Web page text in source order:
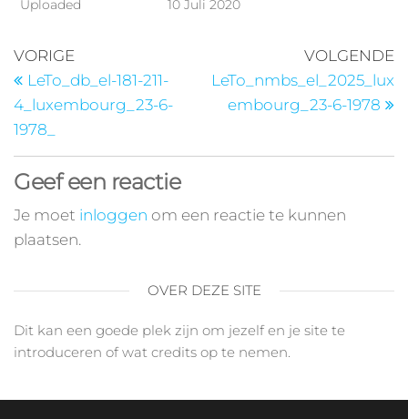
Uploaded 10 Juli 2020
VORIGE
LeTo_db_el-181-211-
4_luxembourg_23-6-
1978_
VOLGENDE
LeTo_nmbs_el_2025_lux
embourg_23-6-1978
Geef een reactie
Je moet inloggen om een reactie te kunnen
plaatsen.
OVER DEZE SITE
Dit kan een goede plek zijn om jezelf en je site te
introduceren of wat credits op te nemen.